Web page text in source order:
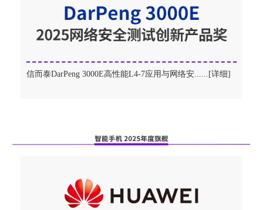
信而泰DarPeng 3000E高性能L4-7应用与网络安......[详细]